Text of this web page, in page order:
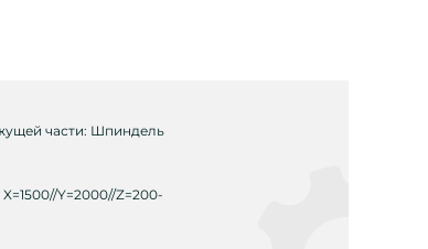
части: Шпиндель
Y=2000//Z=200-